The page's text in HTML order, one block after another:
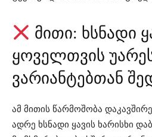
მითი: ხსნადი
ყოველთვის
ვარიანტებთან
ამ მითის წარმოშობა
ადრე ხსნადი ყავის ხარისხი